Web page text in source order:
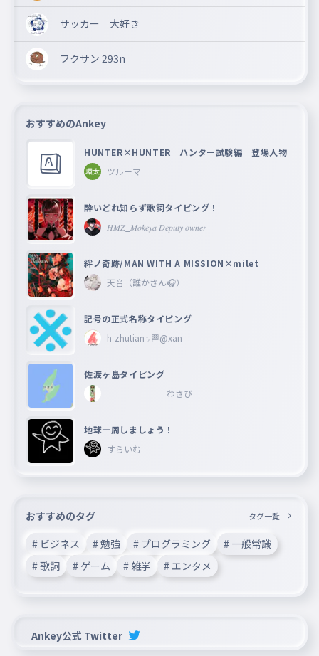
サッカー 大好き
フクサン 293n
おすすめのAnkey
HUNTER×HUNTER ハンター試験編 登場人物
ツルーマ
酔いどれ知らず歌詞タイピング！
𝐻𝑀𝑍_𝑀𝑜𝑘𝑒𝑦𝑎 𝐷𝑒𝑝𝑢𝑡𝑦 𝑜𝑤𝑛𝑒𝑟
絆ノ奇跡/MAN WITH A MISSION×milet
天音（誰かさん🎧）
記号の正式名称タイピング
h-zhutian♄🏁@xan
佐渡ヶ島タイピング
わさび
地球一周しましょう！
すらいむ
おすすめのタグ タグ一覧
# ビジネス # 勉強 # プログラミング
# 一般常識
# 歌詞
# ゲーム # 雑学 # エンタメ
Ankey公式 Twitter